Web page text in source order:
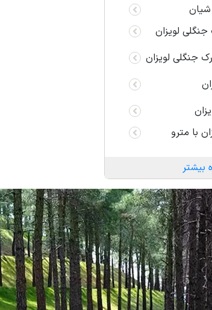
شیان
لویزان
جنگلی لویزان
با مترو
بیشتر